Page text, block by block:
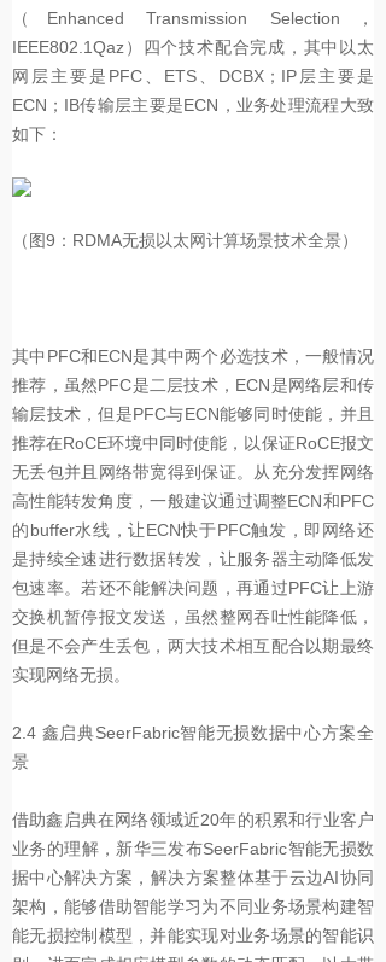
（Enhanced Transmission Selection，
IEEE802.1Qaz）四个技术配合完成，其中以太
网层主要是PFC、ETS、DCBX；IP层主要是
ECN；IB传输层主要是ECN，业务处理流程大致
如下：
（图9：RDMA无损以太网计算场景技术全景）
其中PFC和ECN是其中两个必选技术，一般情况
推荐，虽然PFC是二层技术，ECN是网络层和传
输层技术，但是PFC与ECN能够同时使能，并且
推荐在RoCE环境中同时使能，以保证RoCE报文
无丢包并且网络带宽得到保证。从充分发挥网络
高性能转发角度，一般建议通过调整ECN和PFC
的buffer水线，让ECN快于PFC触发，即网络还
是持续全速进行数据转发，让服务器主动降低发
包速率。若还不能解决问题，再通过PFC让上游
交换机暂停报文发送，虽然整网吞吐性能降低，
但是不会产生丢包，两大技术相互配合以期最终
实现网络无损。
2.4 鑫启典SeerFabric智能无损数据中心方案全
景
借助鑫启典在网络领域近20年的积累和行业客户
业务的理解，新华三发布SeerFabric智能无损数
据中心解决方案，解决方案整体基于云边AI协同
架构，能够借助智能学习为不同业务场景构建智
能无损控制模型，并能实现对业务场景的智能识